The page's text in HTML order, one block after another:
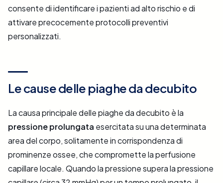
consente di identificare i pazienti ad alto rischio e di
attivare precocemente protocolli preventivi
personalizzati.
Le cause delle piaghe da decubito
La causa principale delle piaghe da decubito è la
pressione prolungata esercitata su una determinata
area del corpo, solitamente in corrispondenza di
prominenze ossee, che compromette la perfusione
capillare locale. Quando la pressione supera la pressione